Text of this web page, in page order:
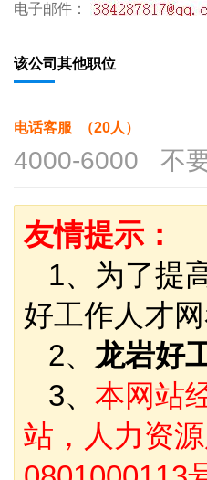
电子邮件：
该公司其他职位
电话客服 （20人）
4000-6000 不
友情提示：
1、为了提
好工作人才
2、 龙岩好
3、 本网站
站，人力资